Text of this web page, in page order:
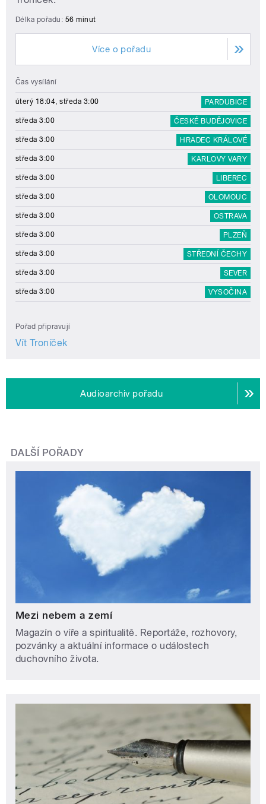
Délka pořadu: 56 minut
Více o pořadu
Čas vysílání
úterý 18:04, středa 3:00 PARDUBICE
středa 3:00 ČESKÉ BUDĚJOVICE
středa 3:00 HRADEC KRÁLOVÉ
středa 3:00 KARLOVY VARY
středa 3:00 LIBEREC
středa 3:00 OLOMOUC
středa 3:00 OSTRAVA
středa 3:00 PLZEŇ
středa 3:00 STŘEDNÍ ČECHY
středa 3:00 SEVER
středa 3:00 VYSOČINA
Pořad připravují
Vít Troníček
Audioarchiv pořadu
DALŠÍ POŘADY
Mezi nebem a zemí
Magazín o víře a spiritualitě. Reportáže, rozhovory,
pozvánky a aktuální informace o událostech
duchovního života.